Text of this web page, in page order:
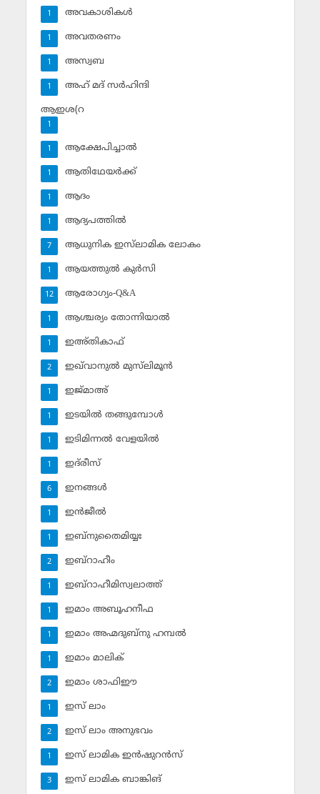
അവകാശികള്‍
1
അവതരണം
1
അസ്വബ
1
അഹ് മദ് സര്‍ഹിന്ദി
1
ആഇശ(റ
1
ആക്ഷേപിച്ചാല്‍
1
ആതിഥേയര്‍ക്ക്
1
ആദം
1
ആദ്യപത്തില്‍
1
ആധുനിക ഇസ്‌ലാമിക ലോകം
7
ആയത്തുല്‍ കുര്‍സി
1
ആരോഗ്യം-Q&A
12
ആശ്ചര്യം തോന്നിയാല്‍
1
ഇഅ്തികാഫ്‌
1
ഇഖ്‌വാനുല്‍ മുസ്‌ലിമൂന്‍
2
ഇജ്മാഅ്
1
ഇടയില്‍ തങ്ങുമ്പോള്‍
1
ഇടിമിന്നല്‍ വേളയില്‍
1
ഇദ്‌രീസ്‌
1
ഇനങ്ങള്‍
6
ഇന്‍ജീല്‍
1
ഇബ്‌നുതൈമിയ്യഃ
1
ഇബ്‌റാഹീം
2
ഇബ്‌റാഹീമിസ്വലാത്ത്
1
ഇമാം അബൂഹനീഫ
1
ഇമാം അഹ്മദുബ്‌നു ഹമ്പല്‍
1
ഇമാം മാലിക്
1
ഇമാം ശാഫിഈ
2
ഇസ് ലാം
1
ഇസ് ലാം അനുഭവം
2
ഇസ് ലാമിക ഇന്‍ഷുറന്‍സ്‌
1
ഇസ് ലാമിക ബാങ്കിങ്‌
3